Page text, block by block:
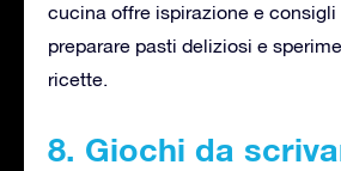
cucina offre ispirazione e
preparare pasti deliziosi e
ricette.
8. Giochi da